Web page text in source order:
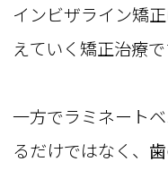
インビザライン矯
えていく矯正治療で
一方でラミネート
るだけではなく、